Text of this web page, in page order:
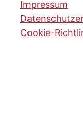
Impressum
Cookie-